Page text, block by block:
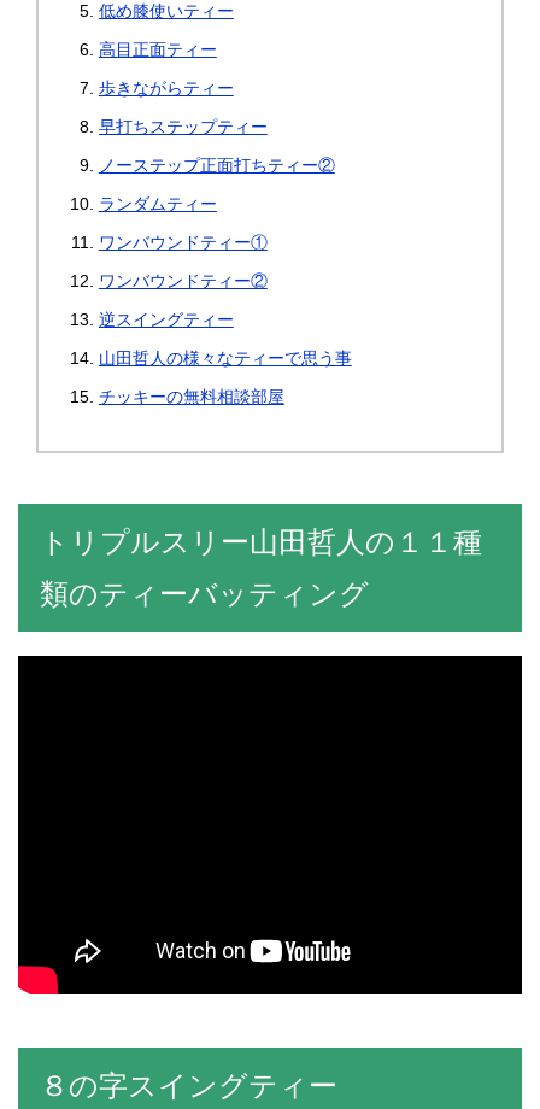
低め膝使いティー
高目正面ティー
歩きながらティー
早打ちステップティー
ノーステップ正面打ちティー②
ランダムティー
ワンバウンドティー①
ワンバウンドティー②
逆スイングティー
山田哲人の様々なティーで思う事
チッキーの無料相談部屋
トリプルスリー山田哲人の１１種
類のティーバッティング
８の字スイングティー